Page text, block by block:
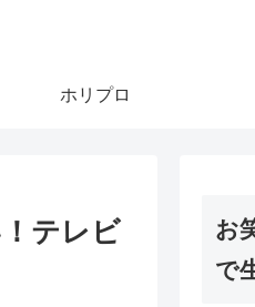
ホリプロ
テレビ
お
で